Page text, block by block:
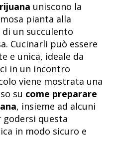
uniscono la
pianta alla
un succulento
Cucinarli può essere
e unica, ideale da
in un incontro
viene mostrata una
su come preparare
, insieme ad alcuni
questa
in modo sicuro e